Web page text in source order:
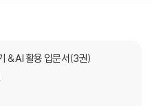
& AI 활용 입문서(3권)